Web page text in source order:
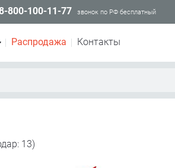
800-100-11-77 звонок по РФ бесплатный
Распродажа Контакты
13)